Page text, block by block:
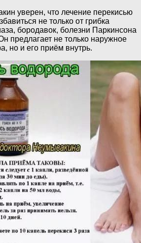
уверен, что лечение перекисью
не только от грибка
бородавок, болезни Паркинсона
предлагает не только наружное
но и его приём внутрь.